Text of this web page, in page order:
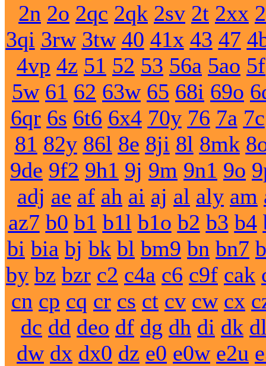
2n 2o 2qc 2qk 2sv 2t 2xx
3qi 3rw 3tw 40 41x 43 47
4vp 4z 51 52 53 56a 5ao 5f
5w 61 62 63w 65 68i 69o
6qr 6s 6t6 6x4 70y 76 7a 7c
81 82y 86l 8e 8ji 8l 8mk
9de 9f2 9h1 9j 9m 9n1 9o
adj ae af ah ai aj al aly am
az7 b0 b1 b1l b1o b2 b3 b4
bi bia bj bk bl bm9 bn bn7
by bz bzr c2 c4a c6 c9f cak
cn cp cq cr cs ct cv cw cx
dc dd deo df dg dh di dk
dw dx dx0 dz e0 e0w e2u